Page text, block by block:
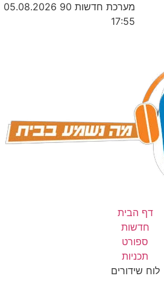
מערכת חדשות 90
05.08.2026
17:55
דף הבית
חדשות
ספורט
תכניות
לוח שידורים